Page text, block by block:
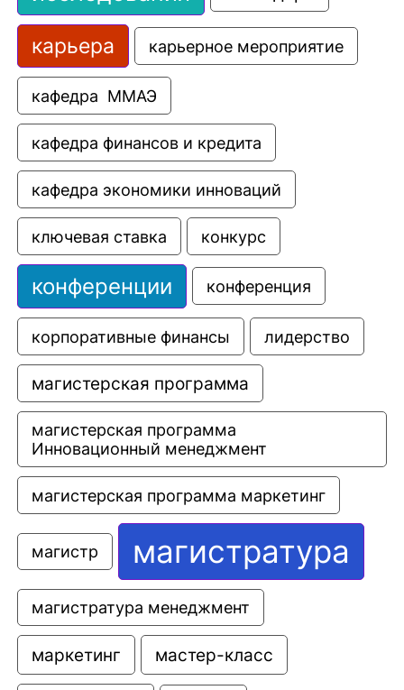
карьера карьерное мероприятие
кафедра  ММАЭ
кафедра финансов и кредита
кафедра экономики инноваций
ключевая ставка конкурс
конференции конференция
корпоративные финансы лидерство
магистерская программа
магистерская программа
Инновационный менеджмент
магистерская программа маркетинг
магистр магистратура
магистратура менеджмент
маркетинг мастер-класс